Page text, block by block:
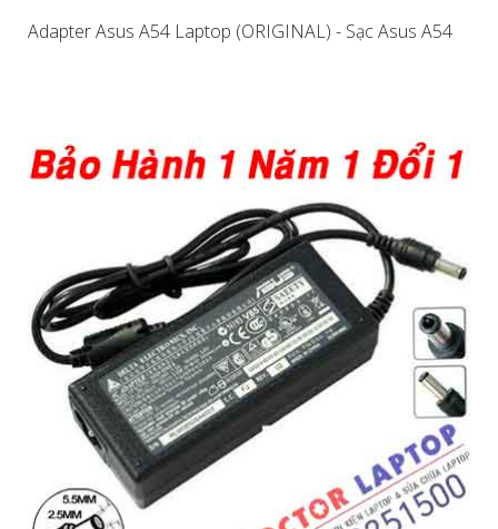
Adapter Asus A54 Laptop (ORIGINAL) - Sạc Asus A54